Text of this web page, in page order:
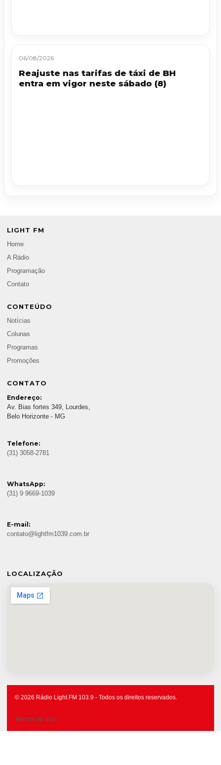
06/08/2026
Reajuste nas tarifas de táxi de BH
entra em vigor neste sábado (8)
LIGHT FM
Home
A Rádio
Programação
Contato
CONTEÚDO
Notícias
Colunas
Programas
Promoções
CONTATO
Endereço:
Av. Bias fortes 349, Lourdes,
Belo Horizonte - MG
Telefone:
(31) 3058-2781
WhatsApp:
(31) 9 9669-1039
E-mail:
contato@lightfm1039.com.br
LOCALIZAÇÃO
© 2026 Rádio Light FM 103.9 - Todos os direitos reservados.
Termos de Uso